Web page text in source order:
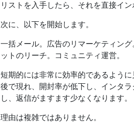
リストを入手したら、それを直接イ
次に、以下を開始します。
一括メール。広告のリマーケティン
ットのリーチ。コミュニティ運営。
短期的には非常に効率的であるよう
後で現れ、開封率が低下し、インタ
し、返信がますます少なくなります。
理由は複雑ではありません。